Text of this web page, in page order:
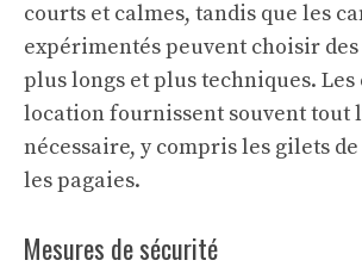
courts et calmes, tandis que les
expérimentés peuvent choisir
plus longs et plus techniques.
location fournissent souvent tout
nécessaire, y compris les gilets
les pagaies.
Mesures de sécurité